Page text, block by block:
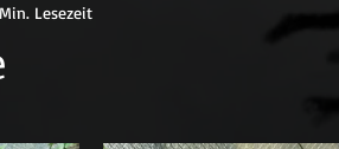
Teil Lesezeit
bewertet.